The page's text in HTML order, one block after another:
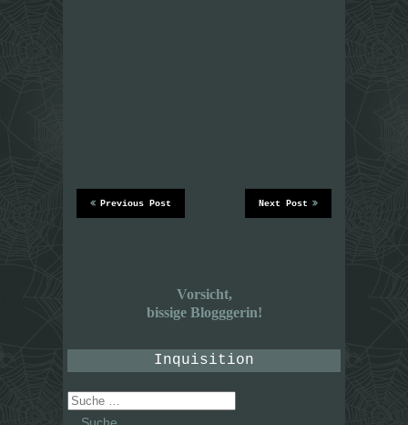
Next Post
Previous Post
Vorsicht,
bissige Blogggerin!
Inquisition
Suche
nach: